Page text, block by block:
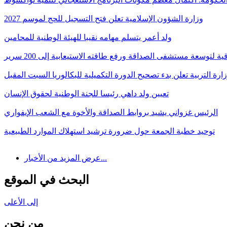
وزارة الشؤون الإسلامية تعلن فتح التسجيل للحج لموسم 2027
ولد أعمر يتسلم مهامه نقيبا للهيئة الوطنية للمحامين
لتوسعة مستشفى الصداقة ورفع طاقته الاستيعابية إلى 200 سرير
التربية تعلن بدء تصحيح الدورة التكميلية للبكالوريا السبت المقبل
تعيين ولد داهي رئيسا للجنة الوطنية لحقوق الإنسان
الرئيس غزواني يشيد بروابط الصداقة والأخوة مع الشعب الإيفواري
توحيد خطبة الجمعة حول ضرورة ترشيد استهلاك الموارد الطبيعية
عرض المزيد من الأخبار...
البحث في الموقع
إلى الأعلى
من نحن